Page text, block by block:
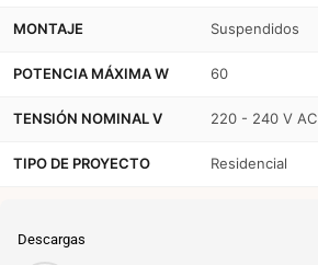
MONTAJE Suspendidos
POTENCIA MÁXIMA W 60
TENSIÓN NOMINAL V 220 - 240 V AC
TIPO DE PROYECTO Residencial
Descargas